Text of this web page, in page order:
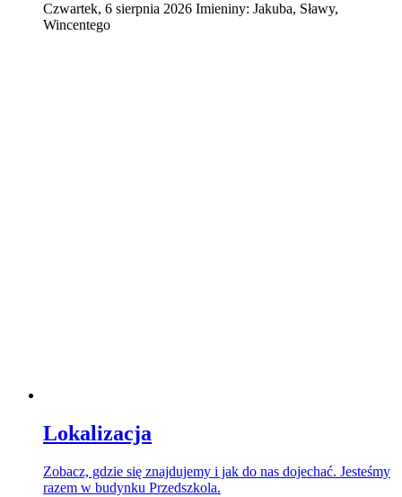
Czwartek, 6 sierpnia 2026 Imieniny: Jakuba, Sławy,
Wincentego
Lokalizacja
Zobacz, gdzie się znajdujemy i jak do nas dojechać. Jesteśmy
razem w budynku Przedszkola.